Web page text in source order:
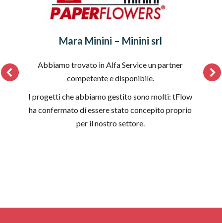
Mara Minini – Minini srl
Abbiamo trovato in Alfa Service un partner
competente e disponibile.
I progetti che abbiamo gestito sono molti: tFlow
ha confermato di essere stato concepito proprio
per il nostro settore.